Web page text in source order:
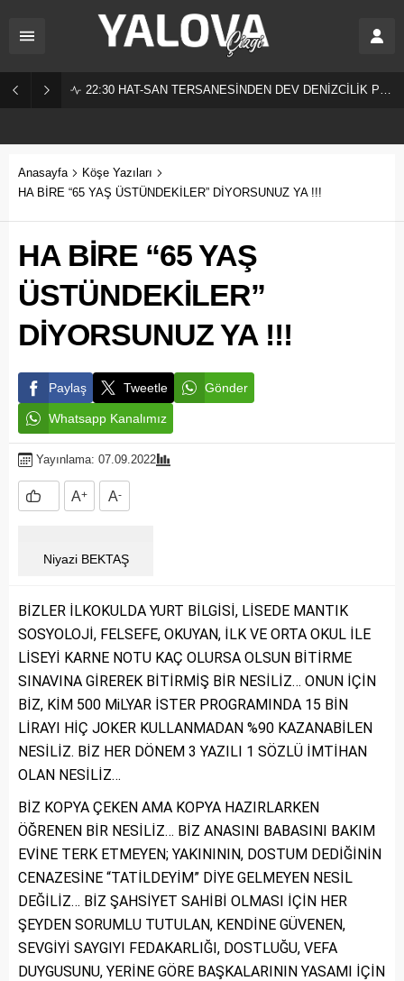
22:30 HAT-SAN TERSANESİNDEN DEV DENİZCİLİK PROJESİ!
Anasayfa
Köşe Yazıları
HA BİRE “65 YAŞ ÜSTÜNDEKİLER” DİYORSUNUZ YA !!!
HA BİRE “65 YAŞ
ÜSTÜNDEKİLER”
DİYORSUNUZ YA !!!
Paylaş Tweetle Gönder
Whatsapp Kanalımız
Yayınlama: 07.09.2022
A+ A-
Niyazi BEKTAŞ
BİZLER İLKOKULDA YURT BİLGİSİ, LİSEDE MANTIK
SOSYOLOJİ, FELSEFE, OKUYAN, İLK VE ORTA OKUL İLE
LİSEYİ KARNE NOTU KAÇ OLURSA OLSUN BİTİRME
SINAVINA GİREREK BİTİRMİŞ BİR NESİLİZ… ONUN İÇİN
BİZ, KİM 500 MiLYAR İSTER PROGRAMINDA 15 BİN
LİRAYI HİÇ JOKER KULLANMADAN %90 KAZANABİLEN
NESİLİZ. BİZ HER DÖNEM 3 YAZILI 1 SÖZLÜ İMTİHAN
OLAN NESİLİZ…
BİZ KOPYA ÇEKEN AMA KOPYA HAZIRLARKEN
ÖĞRENEN BİR NESİLİZ… BİZ ANASINI BABASINI BAKIM
EVİNE TERK ETMEYEN; YAKINININ, DOSTUM DEDİĞİNİN
CENAZESİNE “TATİLDEYİM” DİYE GELMEYEN NESİL
DEĞİLİZ… BİZ ŞAHSİYET SAHİBİ OLMASI İÇİN HER
ŞEYDEN SORUMLU TUTULAN, KENDİNE GÜVENEN,
SEVGİYİ SAYGIYI FEDAKARLIĞI, DOSTLUĞU, VEFA
DUYGUSUNU, YERİNE GÖRE BAŞKALARININ YASAMI İÇİN